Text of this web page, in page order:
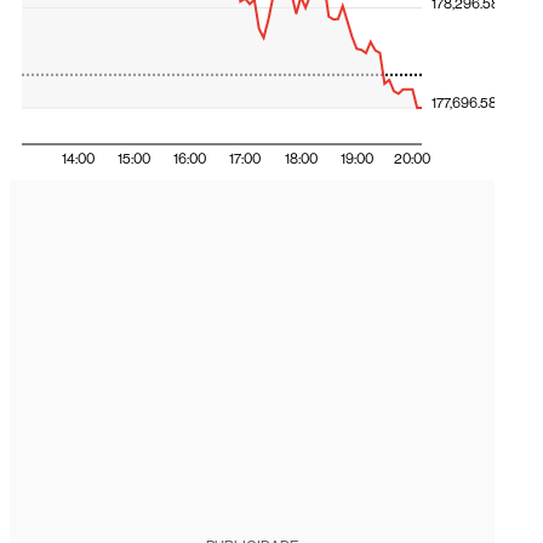
14:00 15:00 16:00 17:00 18:00 19:00 20:00
177,696.58